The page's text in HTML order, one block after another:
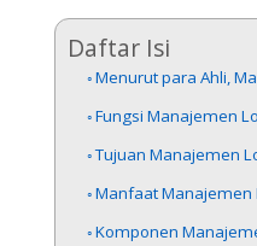
Daftar Isi
Menurut para Ahli,
Fungsi Manajemen
Tujuan Manajemen
Manfaat Manajemen
Komponen